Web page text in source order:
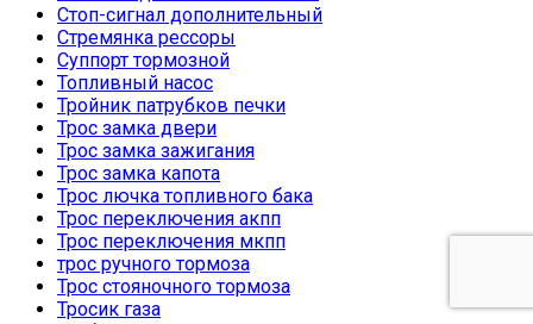
Стоп-сигнал дополнительный
Стремянка рессоры
Суппорт тормозной
Топливный насос
Тройник патрубков печки
Трос замка двери
Трос замка зажигания
Трос замка капота
Трос лючка топливного бака
Трос переключения акпп
Трос переключения мкпп
трос ручного тормоза
Трос стояночного тормоза
Тросик газа